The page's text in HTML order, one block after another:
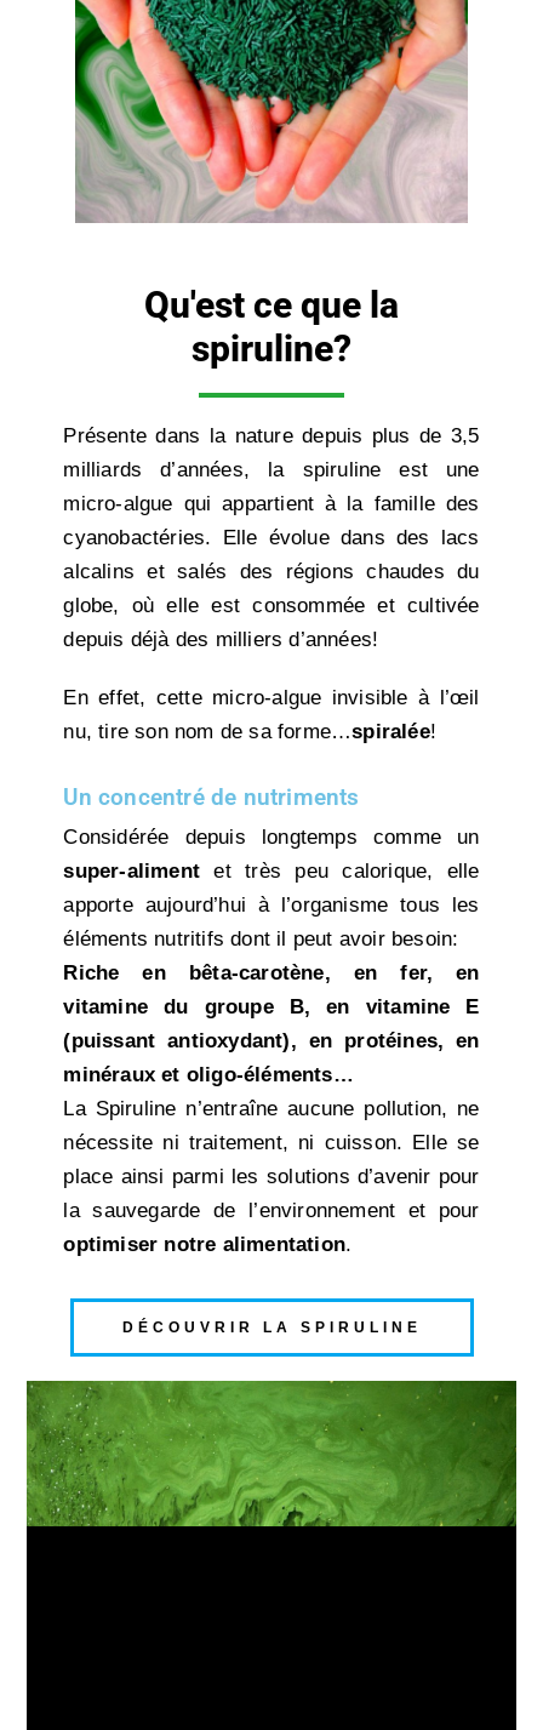
Qu'est ce que la
spiruline?
Présente dans la nature depuis plus de 3,5
milliards d’années, la spiruline est une
micro-algue qui appartient à la famille des
cyanobactéries. Elle évolue dans des lacs
alcalins et salés des régions chaudes du
globe, où elle est consommée et cultivée
depuis déjà des milliers d’années!
En effet, cette micro-algue invisible à l’œil
nu, tire son nom de sa forme…spiralée!
Un concentré de nutriments
Considérée depuis longtemps comme un
super-aliment et très peu calorique, elle
apporte aujourd’hui à l’organisme tous les
éléments nutritifs dont il peut avoir besoin:
Riche en bêta-carotène, en fer, en
vitamine du groupe B, en vitamine E
(puissant antioxydant), en protéines, en
minéraux et oligo-éléments…
La Spiruline n’entraîne aucune pollution, ne
nécessite ni traitement, ni cuisson. Elle se
place ainsi parmi les solutions d’avenir pour
la sauvegarde de l’environnement et pour
optimiser notre alimentation.
DÉCOUVRIR LA SPIRULINE